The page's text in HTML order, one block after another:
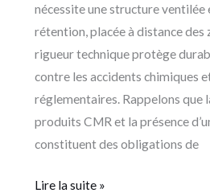
nécessite une structure ventilée
rétention, placée à distance des
rigueur technique protège
contre les accidents chimiques
réglementaires. Rappelons que
produits CMR et la présence
constituent des obligations de
Lire la suite »